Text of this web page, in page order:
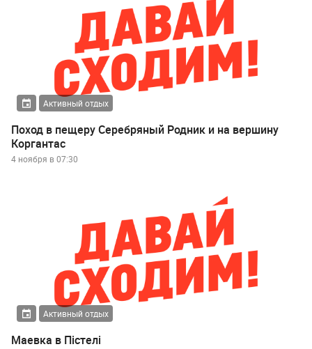
Активный отдых
Поход в пещеру Серебряный Родник и на вершину
Коргантас
4 ноября в 07:30
Активный отдых
Маевка в Пістелі